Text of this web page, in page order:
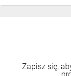
Zapisz się,